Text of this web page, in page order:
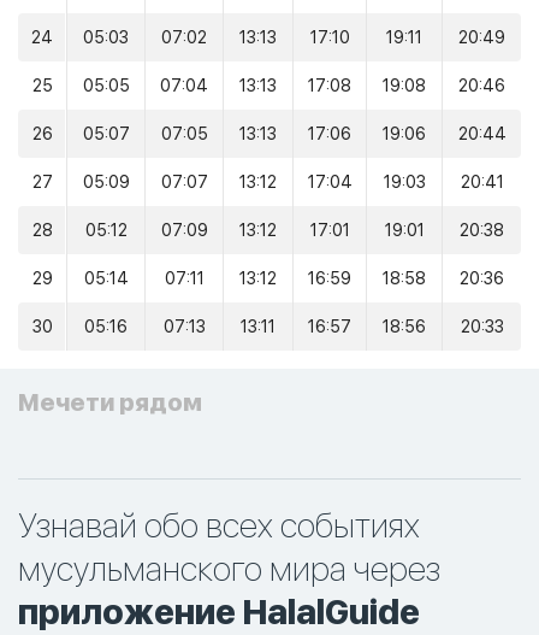
24 05:03 07:02 13:13 17:10 19:11 20:49
25 05:05 07:04 13:13 17:08 19:08 20:46
26 05:07 07:05 13:13 17:06 19:06 20:44
27 05:09 07:07 13:12 17:04 19:03 20:41
28 05:12 07:09 13:12 17:01 19:01 20:38
29 05:14 07:11 13:12 16:59 18:58 20:36
30 05:16 07:13 13:11 16:57 18:56 20:33
Мечети рядом
Узнавай обо всех событиях
мусульманского мира через
приложение HalalGuide